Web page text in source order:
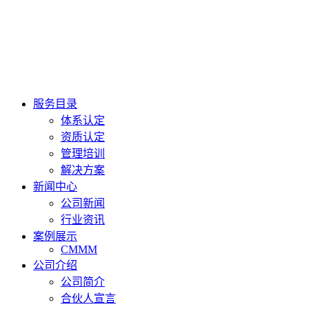
服务目录
体系认定
资质认定
管理培训
解决方案
新闻中心
公司新闻
行业资讯
案例展示
CMMM
公司介绍
公司简介
合伙人宣言